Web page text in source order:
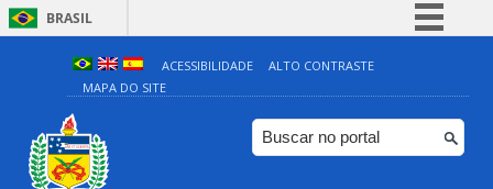
BRASIL
Simplifique!
Comunica BR
Participe
ACESSIBILIDADE
ALTO CONTRASTE
MAPA DO SITE